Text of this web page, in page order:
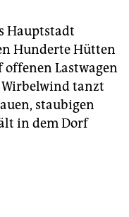
Hauptstadt
Hunderte Hütten
offenen Lastwagen
Wirbelwind tanzt
staubigen
in dem Dorf